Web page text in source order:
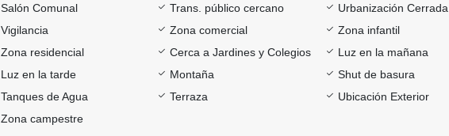
Salón Comunal
Trans. público cercano
Urbanización Cerrada
Vigilancia
Zona comercial
Zona infantil
Zona residencial
Cerca a Jardines y Colegios
Luz en la mañana
Luz en la tarde
Montaña
Shut de basura
Tanques de Agua
Terraza
Ubicación Exterior
Zona campestre